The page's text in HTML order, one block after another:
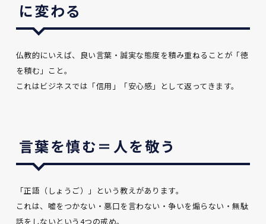
に変わる
仏教的にいえば、良い言葉・誠実な態度を積み重ねることが「徳
を積む」こと。
これはビジネスでは「信用」「安心感」として返ってきます。
言葉を慎む＝人を敬う
「正語（しょうご）」という教えがあります。
これは、嘘をつかない・悪口を言わない・争いを煽らない・無駄
話をしないという4つの戒め。